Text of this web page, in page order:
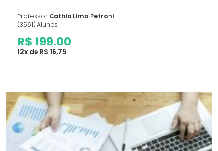
Professor Cathia Lima Petroni
(3561) Alunos
R$ 199.00
12x de R$ 16,75